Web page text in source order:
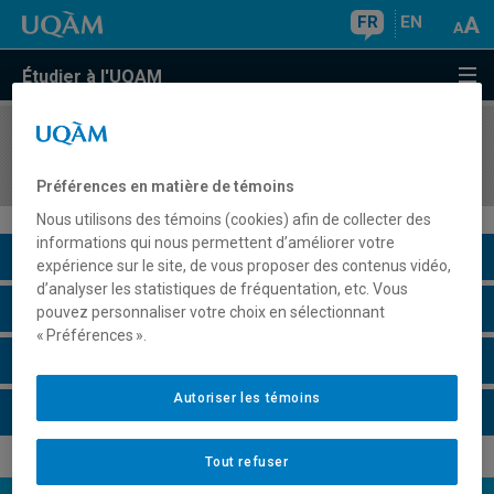
FR EN
Étudier à l'UQAM
COURS//
Description du cours
Horaire - Été 2026
Préférences en matière de témoins
Nous utilisons des témoins (cookies) afin de collecter des
informations qui nous permettent d’améliorer votre
expérience sur le site, de vous proposer des contenus vidéo,
d’analyser les statistiques de fréquentation, etc. Vous
pouvez personnaliser votre choix en sélectionnant
« Préférences ».
Tout refuser
Autoriser les témoins